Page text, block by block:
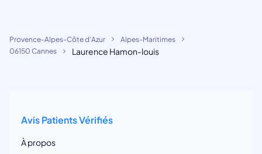
Provence-Alpes-Côte d'Azur
Alpes-Maritimes
06150 Cannes
Laurence Hamon-louis
Avis Patients Vérifiés
À propos